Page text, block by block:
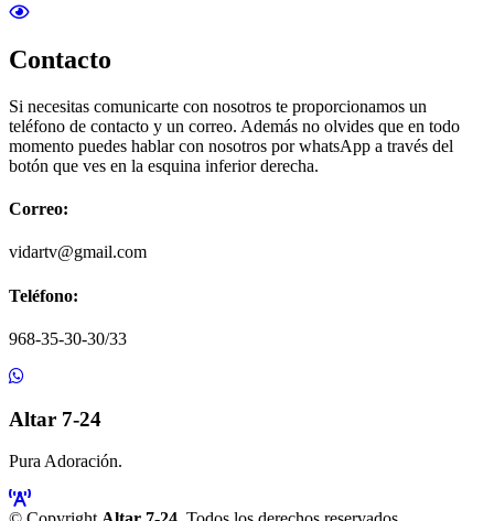
Contacto
Si necesitas comunicarte con nosotros te proporcionamos un
teléfono de contacto y un correo. Además no olvides que en todo
momento puedes hablar con nosotros por whatsApp a través del
botón que ves en la esquina inferior derecha.
Correo:
vidartv@gmail.com
Teléfono:
968-35-30-30/33
Altar 7-24
Pura Adoración.